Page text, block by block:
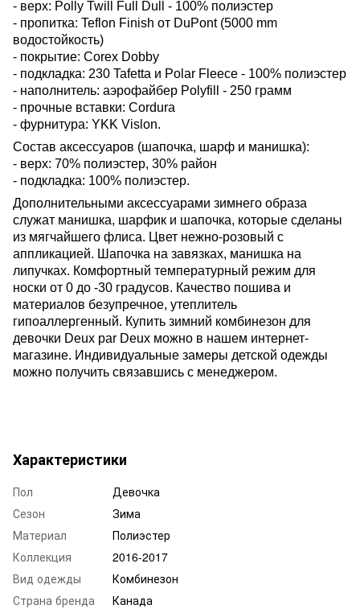
- верх: Polly Twill Full Dull - 100% полиэстер
- пропитка: Teflon Finish от DuPont (5000 mm
водостойкость)
- покрытие: Corex Dobby
- подкладка: 230 Tafetta и Polar Fleece - 100% полиэстер
- наполнитель: аэрофайбер Polyfill - 250 грамм
- прочные вставки: Cordura
- фурнитура: YKK Vislon.
Состав аксессуаров (шапочка, шарф и манишка):
- верх: 70% полиэстер, 30% район
- подкладка: 100% полиэстер.
Дополнительными аксессуарами зимнего образа
служат манишка, шарфик и шапочка, которые сделаны
из мягчайшего флиса. Цвет нежно-розовый с
аппликацией. Шапочка на завязках, манишка на
липучках. Комфортный температурный режим для
носки от 0 до -30 градусов. Качество пошива и
материалов безупречное, утеплитель
гипоаллергенный. Купить зимний комбинезон для
девочки Deux par Deux можно в нашем интернет-
магазине. Индивидуальные замеры детской одежды
можно получить связавшись с менеджером.
Характеристики
Пол
Девочка
Сезон
Зима
Материал
Полиэстер
Коллекция
2016-2017
Вид одежды
Комбинезон
Страна бренда
Канада